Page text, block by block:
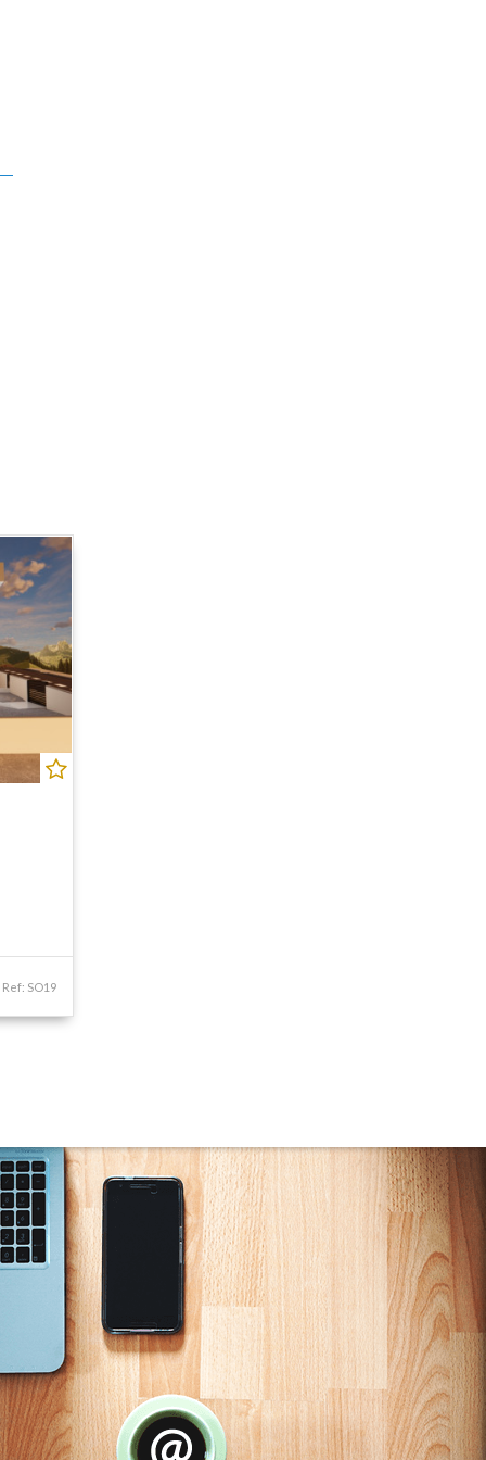
Residencial Shangrila (1)
Residencial Valentina (6)
Residencial Villeneuve (1)
Residencial Yasmin (5)
Ruáh Park (5)
Santa Paulina (1)
Santiago (9)
Scire Botanic (5)
Ref: SO19